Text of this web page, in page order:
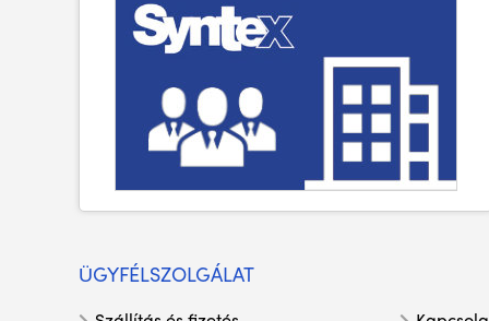
ÜGYFÉLSZOLGÁLAT